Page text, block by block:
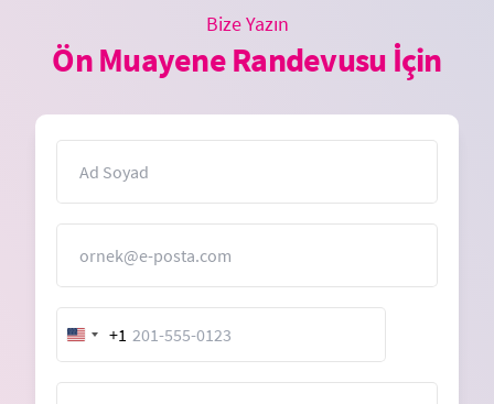
Bize Yazın
Ön Muayene Randevusu İçin
United
States
+1